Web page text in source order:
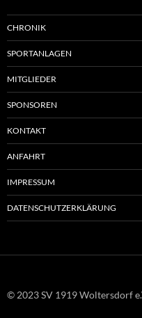
CHRONIK
SPORTANLAGEN
MITGLIEDER
SPONSOREN
KONTAKT
ANFAHRT
IMPRESSUM
DATENSCHUTZERKLÄRUNG
© 2023 SV 1919 Woltersdorf